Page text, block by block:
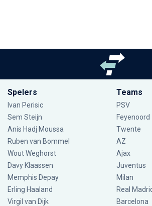
Spelers
Ivan Perisic
Sem Steijn
Anis Hadj Moussa
Ruben van Bommel
Wout Weghorst
Davy Klaassen
Memphis Depay
Erling Haaland
Virgil van Dijk
Teams
PSV
Feyenoord
Twente
AZ
Ajax
Juventus
Milan
Real
Barcelona